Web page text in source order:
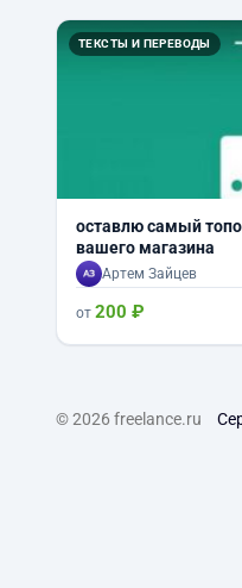
ТЕКСТЫ И ПЕРЕВОДЫ
оставлю самый
вашего магазина
Артем Зайцев
от 200 ₽
© 2026 freelance.ru